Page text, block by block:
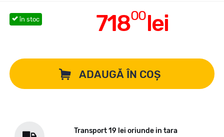
71800lei
în stoc
ADAUGĂ ÎN COȘ
Transport 19 lei oriunde in tara